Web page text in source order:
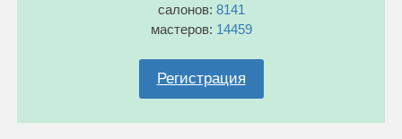
салонов: 8141
мастеров: 14459
Регистрация